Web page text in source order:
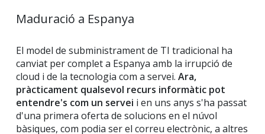
Maduració a Espanya
El model de subministrament de TI tradicional ha
canviat per complet a Espanya amb la irrupció de
cloud i de la tecnologia com a servei. Ara,
pràcticament qualsevol recurs informàtic pot
entendre's com un servei i en uns anys s'ha passat
d'una primera oferta de solucions en el núvol
bàsiques, com podia ser el correu electrònic, a altres